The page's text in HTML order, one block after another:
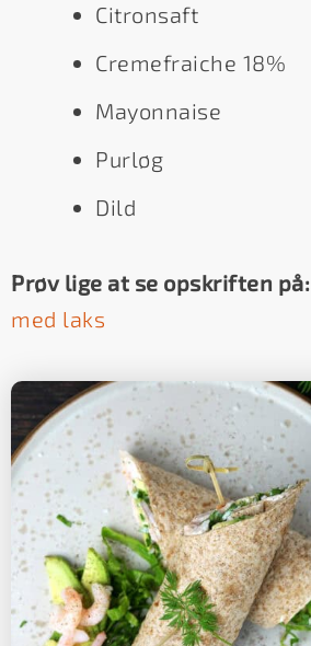
Citronsaft
Cremefraiche 18%
Mayonnaise
Purløg
Dild
Prøv lige at se opskriften på:
med laks